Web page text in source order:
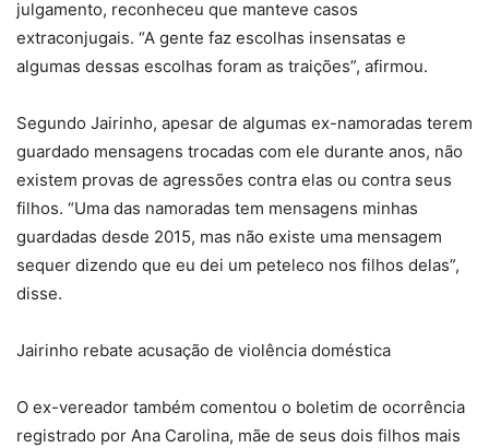
julgamento, reconheceu que manteve casos
extraconjugais. “A gente faz escolhas insensatas e
algumas dessas escolhas foram as traições”, afirmou.
Segundo Jairinho, apesar de algumas ex-namoradas terem
guardado mensagens trocadas com ele durante anos, não
existem provas de agressões contra elas ou contra seus
filhos. “Uma das namoradas tem mensagens minhas
guardadas desde 2015, mas não existe uma mensagem
sequer dizendo que eu dei um peteleco nos filhos delas”,
disse.
Jairinho rebate acusação de violência doméstica
O ex-vereador também comentou o boletim de ocorrência
registrado por Ana Carolina, mãe de seus dois filhos mais